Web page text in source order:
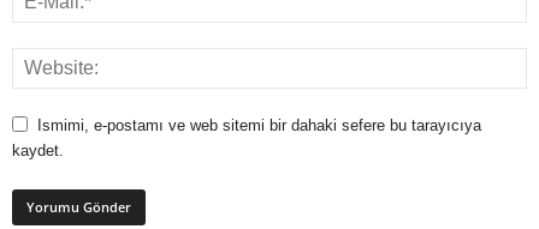
Ismimi, e-postamı ve web sitemi bir dahaki sefere bu tarayıcıya
kaydet.